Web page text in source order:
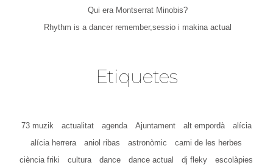
Qui era Montserrat Minobis?
Rhythm is a dancer remember,sessio i makina actual
Etiquetes
73 muzik actualitat agenda Ajuntament alt empordà
alícia
alícia herrera
aniol ribas astronòmic
cami de les herbes
ciència friki
cultura dance dance actual dj fleky
escolàpies